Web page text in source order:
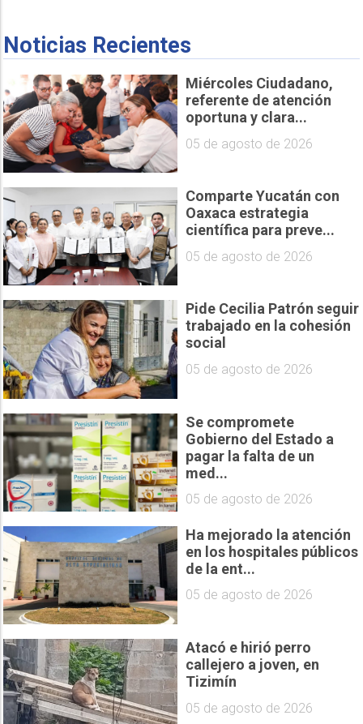
Noticias Recientes
Miércoles Ciudadano,
referente de atención
oportuna y clara...
05 de agosto de 2026
Comparte Yucatán con
Oaxaca estrategia
científica para preve...
05 de agosto de 2026
Pide Cecilia Patrón seguir
trabajado en la cohesión
social
05 de agosto de 2026
Se compromete
Gobierno del Estado a
pagar la falta de un
med...
05 de agosto de 2026
Ha mejorado la atención
en los hospitales públicos
de la ent...
05 de agosto de 2026
Atacó e hirió perro
callejero a joven, en
Tizimín
05 de agosto de 2026